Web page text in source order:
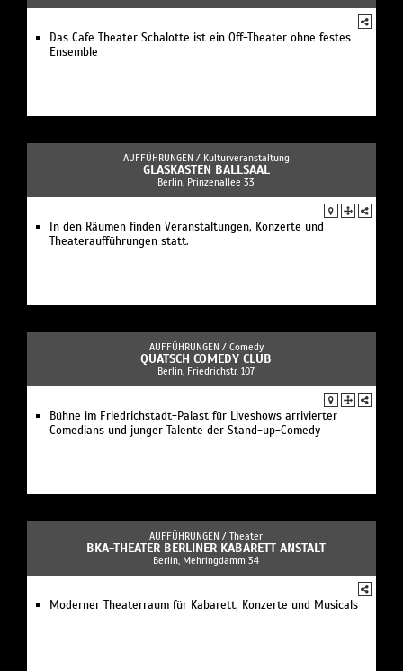
Das Cafe Theater Schalotte ist ein Off-Theater ohne festes
Ensemble
AUFFÜHRUNGEN / Kulturveranstaltung
GLASKASTEN BALLSAAL
Berlin, Prinzenallee 33
In den Räumen finden Veranstaltungen, Konzerte und
Theateraufführungen statt.
AUFFÜHRUNGEN / Comedy
QUATSCH COMEDY CLUB
Berlin, Friedrichstr. 107
Bühne im Friedrichstadt-Palast für Liveshows arrivierter
Comedians und junger Talente der Stand-up-Comedy
AUFFÜHRUNGEN / Theater
BKA-THEATER BERLINER KABARETT ANSTALT
Berlin, Mehringdamm 34
Moderner Theaterraum für Kabarett, Konzerte und Musicals